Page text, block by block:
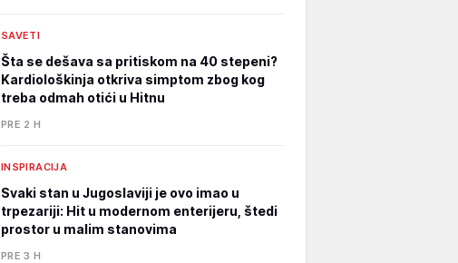
SAVETI
Šta se dešava sa pritiskom na 40 stepeni?
Kardiološkinja otkriva simptom zbog kog
treba odmah otići u Hitnu
PRE 2 H
INSPIRACIJA
Svaki stan u Jugoslaviji je ovo imao u
trpezariji: Hit u modernom enterijeru, štedi
prostor u malim stanovima
PRE 3 H